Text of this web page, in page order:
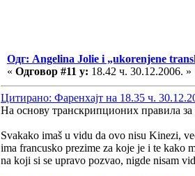
Одг: Angelina Jolie i „ukorenjene
« Одговор #11 у: 18.42 ч. 30.12.2006. »
Цитирано: Фаренхајт на 18.35 ч.
На основу транскрипционих правила
Svakako imaš u vidu da ovo nisu Kinezi,
ima francusko prezime za koje je i te kako
na koji si se upravo pozvao, nigde nisam